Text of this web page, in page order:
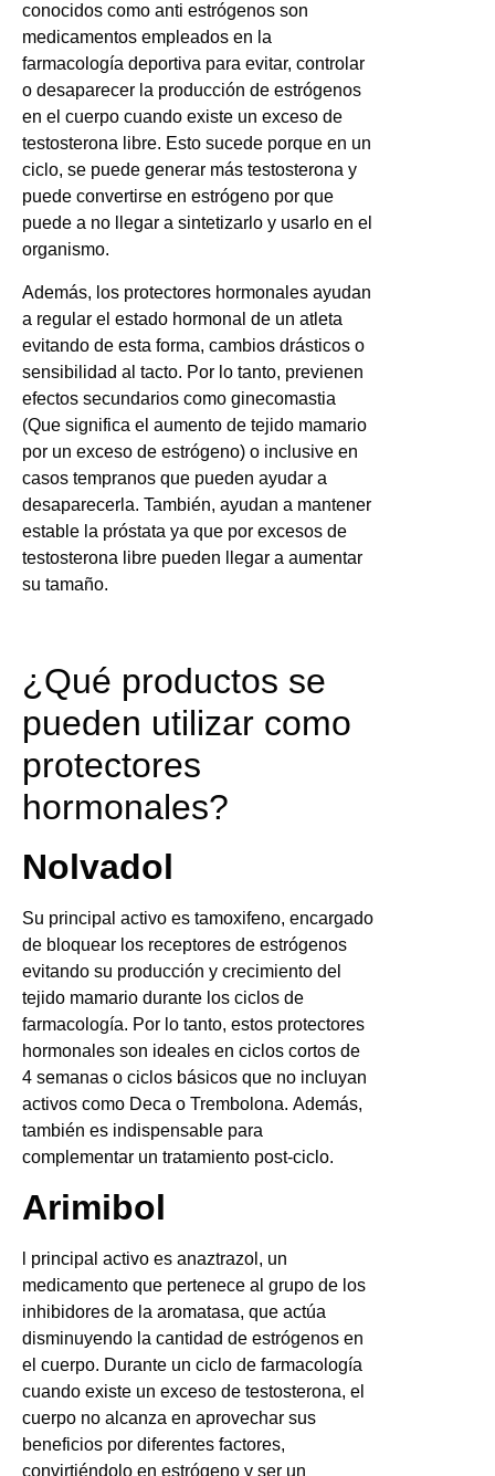
conocidos como anti estrógenos son
medicamentos empleados en la
farmacología deportiva para evitar, controlar
o desaparecer la producción de estrógenos
en el cuerpo cuando existe un exceso de
testosterona libre. Esto sucede porque en un
ciclo, se puede generar más testosterona y
puede convertirse en estrógeno por que
puede a no llegar a sintetizarlo y usarlo en el
organismo.
Además, los protectores hormonales ayudan
a regular el estado hormonal de un atleta
evitando de esta forma, cambios drásticos o
sensibilidad al tacto. Por lo tanto, previenen
efectos secundarios como ginecomastia
(Que significa el aumento de tejido mamario
por un exceso de estrógeno) o inclusive en
casos tempranos que pueden ayudar a
desaparecerla. También, ayudan a mantener
estable la próstata ya que por excesos de
testosterona libre pueden llegar a aumentar
su tamaño.
¿Qué productos se
pueden utilizar como
protectores
hormonales?
Nolvadol
Su principal activo es tamoxifeno, encargado
de bloquear los receptores de estrógenos
evitando su producción y crecimiento del
tejido mamario durante los ciclos de
farmacología. Por lo tanto, estos protectores
hormonales son ideales en ciclos cortos de
4 semanas o ciclos básicos que no incluyan
activos como Deca o Trembolona. Además,
también es indispensable para
complementar un tratamiento post-ciclo.
Arimibol
l principal activo es anaztrazol, un
medicamento que pertenece al grupo de los
inhibidores de la aromatasa, que actúa
disminuyendo la cantidad de estrógenos en
el cuerpo. Durante un ciclo de farmacología
cuando existe un exceso de testosterona, el
cuerpo no alcanza en aprovechar sus
beneficios por diferentes factores,
convirtiéndolo en estrógeno y ser un